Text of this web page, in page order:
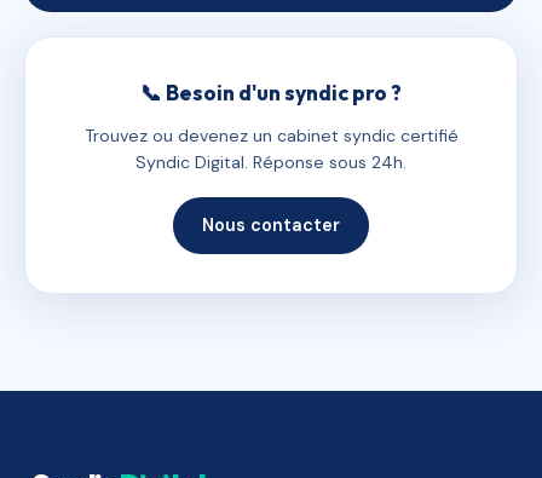
📞 Besoin d'un syndic pro ?
Trouvez ou devenez un cabinet syndic certifié
Syndic Digital. Réponse sous 24h.
Nous contacter